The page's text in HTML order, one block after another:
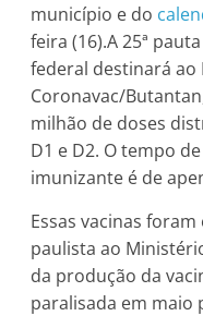
município e do
feira (16).A 25ª
federal destinará ao
Coronavac/
milhão de doses
D1 e D2. O tempo
imunizante é de
Essas vacinas
paulista ao
da produção da
paralisada em maio